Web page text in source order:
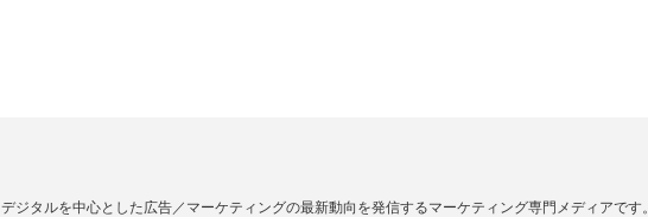
デジタルを中心とした広告／マーケティングの最新動向を発信するマーケティング専門メディアです。